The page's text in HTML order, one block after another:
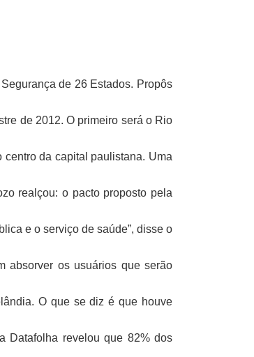
de 26 Estados. Propôs
de 2012. O primeiro será o Rio
da capital paulistana. Uma
realçou: o pacto proposto pela
e o serviço de saúde”, disse o
absorver os usuários que serão
O que se diz é que houve
Datafolha revelou que 82% dos